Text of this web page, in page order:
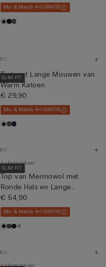
Mix & Match 4+1 GRATIS
SLIM FIT
Trui met Lange Mouwen van
Warm Katoen
€ 29,90
Mix & Match 4+1 GRATIS
SLIM FIT
Aanpasbaar
Top van Merinowol met
Ronde Hals en Lange
Mouwen
€ 54,90
Mix & Match 4+1 GRATIS
+1
Aanpasbaar